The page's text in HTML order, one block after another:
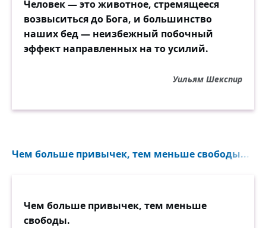
Человек — это животное, стремящееся
возвыситься до Бога, и большинство
наших бед — неизбежный побочный
эффект направленных на то усилий.
Уильям Шекспир
Чем больше привычек, тем меньше свободы...
Чем больше привычек, тем меньше
свободы.